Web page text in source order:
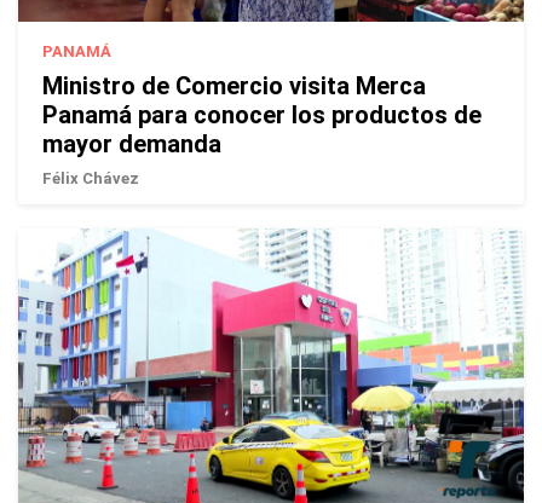
PANAMÁ
Ministro de Comercio visita Merca
Panamá para conocer los productos de
mayor demanda
Félix Chávez